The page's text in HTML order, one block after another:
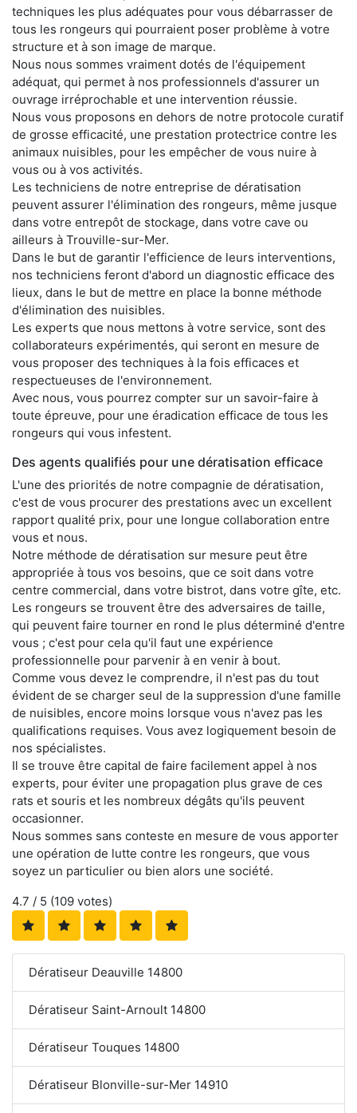
techniques les plus adéquates pour vous débarrasser de
tous les rongeurs qui pourraient poser problème à votre
structure et à son image de marque.
Nous nous sommes vraiment dotés de l'équipement
adéquat, qui permet à nos professionnels d'assurer un
ouvrage irréprochable et une intervention réussie.
Nous vous proposons en dehors de notre protocole curatif
de grosse efficacité, une prestation protectrice contre les
animaux nuisibles, pour les empêcher de vous nuire à
vous ou à vos activités.
Les techniciens de notre entreprise de dératisation
peuvent assurer l'élimination des rongeurs, même jusque
dans votre entrepôt de stockage, dans votre cave ou
ailleurs à Trouville-sur-Mer.
Dans le but de garantir l'efficience de leurs interventions,
nos techniciens feront d'abord un diagnostic efficace des
lieux, dans le but de mettre en place la bonne méthode
d'élimination des nuisibles.
Les experts que nous mettons à votre service, sont des
collaborateurs expérimentés, qui seront en mesure de
vous proposer des techniques à la fois efficaces et
respectueuses de l'environnement.
Avec nous, vous pourrez compter sur un savoir-faire à
toute épreuve, pour une éradication efficace de tous les
rongeurs qui vous infestent.
Des agents qualifiés pour une dératisation efficace
L'une des priorités de notre compagnie de dératisation,
c'est de vous procurer des prestations avec un excellent
rapport qualité prix, pour une longue collaboration entre
vous et nous.
Notre méthode de dératisation sur mesure peut être
appropriée à tous vos besoins, que ce soit dans votre
centre commercial, dans votre bistrot, dans votre gîte, etc.
Les rongeurs se trouvent être des adversaires de taille,
qui peuvent faire tourner en rond le plus déterminé d'entre
vous ; c'est pour cela qu'il faut une expérience
professionnelle pour parvenir à en venir à bout.
Comme vous devez le comprendre, il n'est pas du tout
évident de se charger seul de la suppression d'une famille
de nuisibles, encore moins lorsque vous n'avez pas les
qualifications requises. Vous avez logiquement besoin de
nos spécialistes.
Il se trouve être capital de faire facilement appel à nos
experts, pour éviter une propagation plus grave de ces
rats et souris et les nombreux dégâts qu'ils peuvent
occasionner.
Nous sommes sans conteste en mesure de vous apporter
une opération de lutte contre les rongeurs, que vous
soyez un particulier ou bien alors une société.
4.7 / 5 (109 votes)
Dératiseur Deauville 14800
Dératiseur Saint-Arnoult 14800
Dératiseur Touques 14800
Dératiseur Blonville-sur-Mer 14910